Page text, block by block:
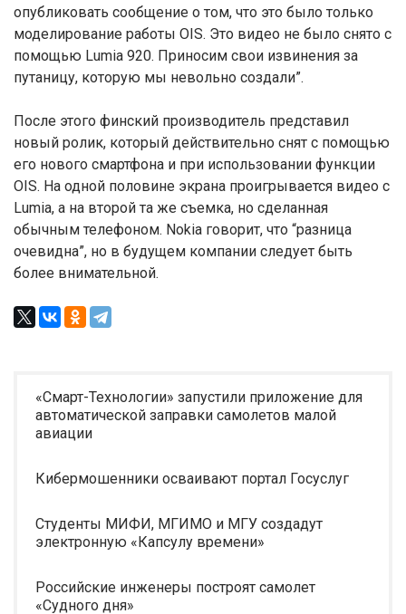
опубликовать сообщение о том, что это было только
моделирование работы OIS. Это видео не было снято с
помощью Lumia 920. Приносим свои извинения за
путаницу, которую мы невольно создали”.
После этого финский производитель представил
новый ролик, который действительно снят с помощью
его нового смартфона и при использовании функции
OIS. На одной половине экрана проигрывается видео с
Lumia, а на второй та же съемка, но сделанная
обычным телефоном. Nokia говорит, что “разница
очевидна”, но в будущем компании следует быть
более внимательной.
«Смарт-Технологии» запустили приложение для
автоматической заправки самолетов малой
авиации
Кибермошенники осваивают портал Госуслуг
Студенты МИФИ, МГИМО и МГУ создадут
электронную «Капсулу времени»
Российские инженеры построят самолет
«Судного дня»